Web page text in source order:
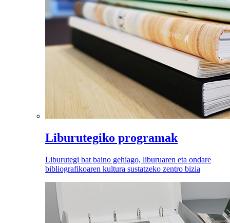
Liburutegiko programak
Liburutegi bat baino gehiago, liburuaren eta ondare
bibliografikoaren kultura sustatzeko zentro bizia